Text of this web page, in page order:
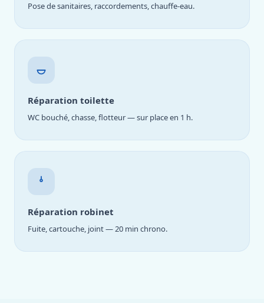
Pose de sanitaires, raccordements, chauffe-eau.
Réparation toilette
WC bouché, chasse, flotteur — sur place en 1 h.
Réparation robinet
Fuite, cartouche, joint — 20 min chrono.